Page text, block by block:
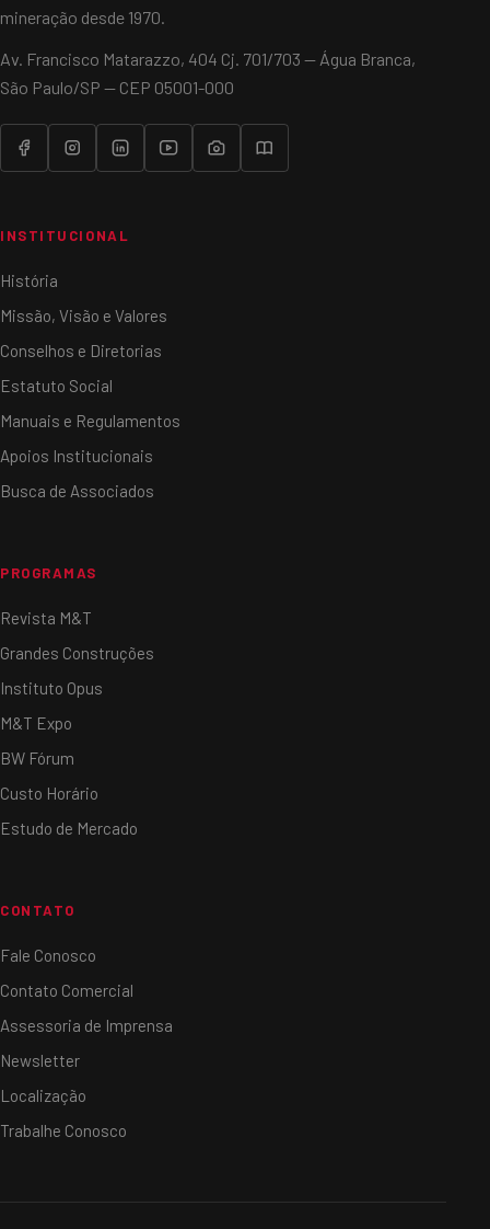
mineração desde 1970.
Av. Francisco Matarazzo, 404 Cj. 701/703 — Água Branca,
São Paulo/SP — CEP 05001-000
INSTITUCIONAL
História
Missão, Visão e Valores
Conselhos e Diretorias
Estatuto Social
Manuais e Regulamentos
Apoios Institucionais
Busca de Associados
PROGRAMAS
Revista M&T
Grandes Construções
Instituto Opus
M&T Expo
BW Fórum
Custo Horário
Estudo de Mercado
CONTATO
Fale Conosco
Contato Comercial
Assessoria de Imprensa
Newsletter
Localização
Trabalhe Conosco